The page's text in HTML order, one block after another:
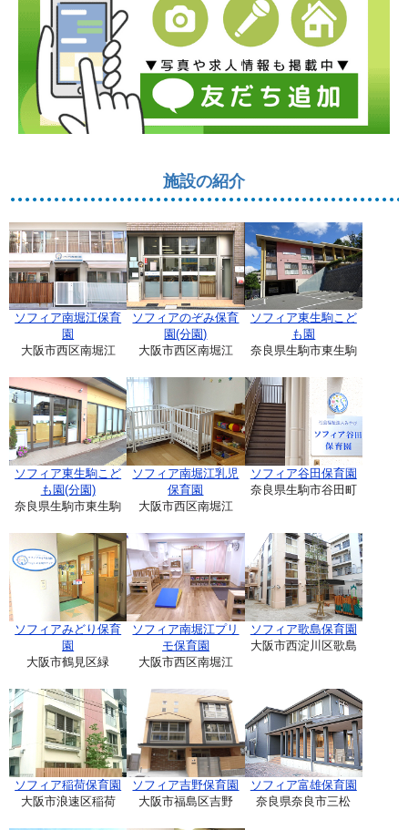
施設の紹介
ソフィア南堀江保育
園
大阪市西区南堀江
ソフィアのぞみ保育
園(分園)
大阪市西区南堀江
ソフィア東生駒こど
も園
奈良県生駒市東生駒
ソフィア東生駒こど
も園(分園)
奈良県生駒市東生駒
ソフィア南堀江乳児
保育園
大阪市西区南堀江
ソフィア谷田保育園
奈良県生駒市谷田町
ソフィアみどり保育
園
大阪市鶴見区緑
ソフィア南堀江プリ
モ保育園
大阪市西区南堀江
ソフィア歌島保育園
大阪市西淀川区歌島
ソフィア稲荷保育園
大阪市浪速区稲荷
ソフィア吉野保育園
大阪市福島区吉野
ソフィア富雄保育園
奈良県奈良市三松